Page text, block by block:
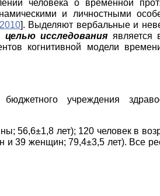
человека о временной
и личностными
]. Выделяют вербальные и
целью исследования является
когнитивной модели
учреждения
56,6±1,8 лет); 120 человек в
и 39 женщин; 79,4±3,5 лет). Все